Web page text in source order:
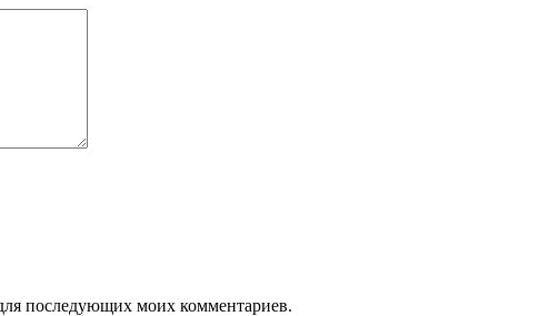
последующих моих комментариев.